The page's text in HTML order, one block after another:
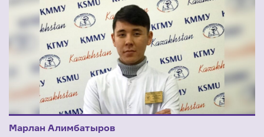
Марлан Алимбатыров